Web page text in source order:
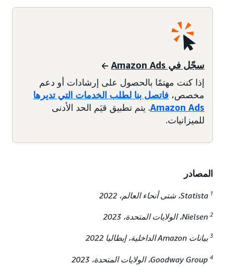
سجّل في Amazon Ads
إذا كنت مهتمًا بالحصول على إرشادات أو دعم
مخصص، فاتصل بنا لطلب الخدمات التي تديرها
Amazon Ads. يتم تطبيق قيَم الحد الأدنى
للميزانيات.
المصادر
1 Statista، شتى أنحاء العالم، 2022
2
3 بيانات Amazon الداخلية، إيطاليا 2022
4